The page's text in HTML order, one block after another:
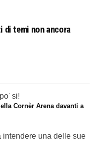
di temi non ancora
si!
Cornèr Arena davanti a
intendere una delle sue